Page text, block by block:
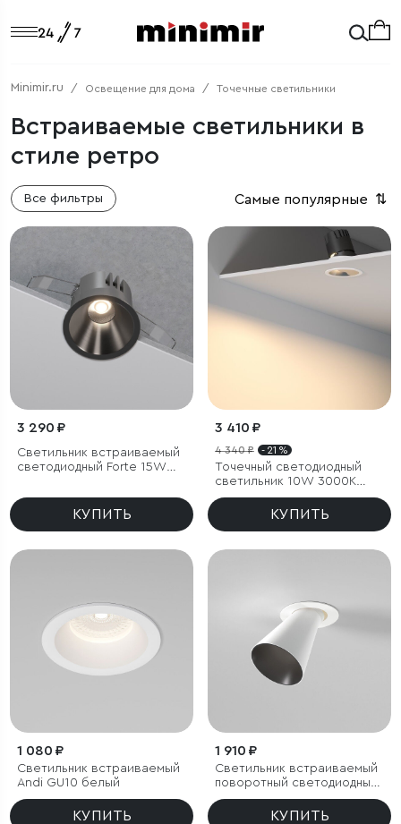
Minimir.ru Освещение для дома Точечные светильники
Встраиваемые светильники в
стиле ретро
Все фильтры Самые популярные ⇅
3 290 ₽
Светильник встраиваемый
светодиодный Forte 15W
КУПИТЬ
3 410 ₽
4 340 ₽ - 21 %
Точечный светодиодный
светильник 10W 3000K
белый/хром
КУПИТЬ
1 080 ₽
Светильник встраиваемый
Andi GU10 белый
КУПИТЬ
1 910 ₽
Светильник встраиваемый
поворотный светодиодный
с антибликовой решеткой
Bell 8W 4000K белый
КУПИТЬ